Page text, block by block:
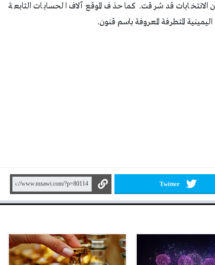
الانتخابات قد سُرقت. كما حذف الموقع آلاف الحسابات التابعة
المتطرفة المعروفة باسم قنون.
Twitter